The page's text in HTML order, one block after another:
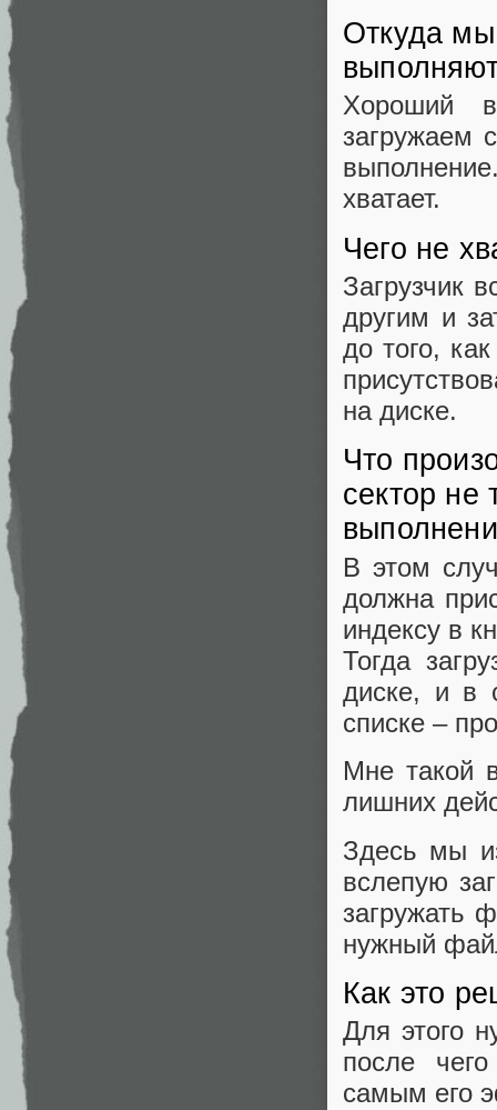
Откуда мы
Хороший
загружаем
хватает.
Чего не
Загрузчик
другим и
до того,
на диске.
Что
сектор не
В этом
должна
индексу в
Тогда
диске, и в
списке –
Мне такой
лишних
Здесь мы
вслепую
загружать
нужный
Как это
Для этого
после
самым его